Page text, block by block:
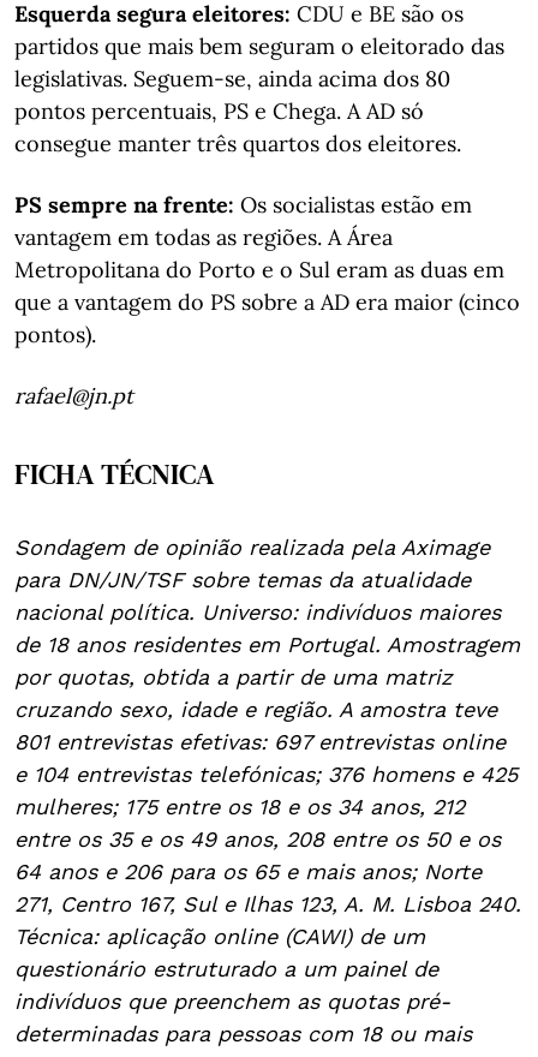
Esquerda segura eleitores: CDU e BE são os
partidos que mais bem seguram o eleitorado das
legislativas. Seguem-se, ainda acima dos 80
pontos percentuais, PS e Chega. A AD só
consegue manter três quartos dos eleitores.
PS sempre na frente: Os socialistas estão em
vantagem em todas as regiões. A Área
Metropolitana do Porto e o Sul eram as duas em
que a vantagem do PS sobre a AD era maior (cinco
pontos).
rafael@jn.pt
FICHA TÉCNICA
Sondagem de opinião realizada pela Aximage
para DN/JN/TSF sobre temas da atualidade
nacional política. Universo: indivíduos maiores
de 18 anos residentes em Portugal. Amostragem
por quotas, obtida a partir de uma matriz
cruzando sexo, idade e região. A amostra teve
801 entrevistas efetivas: 697 entrevistas online
e 104 entrevistas telefónicas; 376 homens e 425
mulheres; 175 entre os 18 e os 34 anos, 212
entre os 35 e os 49 anos, 208 entre os 50 e os
64 anos e 206 para os 65 e mais anos; Norte
271, Centro 167, Sul e Ilhas 123, A. M. Lisboa 240.
Técnica: aplicação online (CAWI) de um
questionário estruturado a um painel de
indivíduos que preenchem as quotas pré-
determinadas para pessoas com 18 ou mais